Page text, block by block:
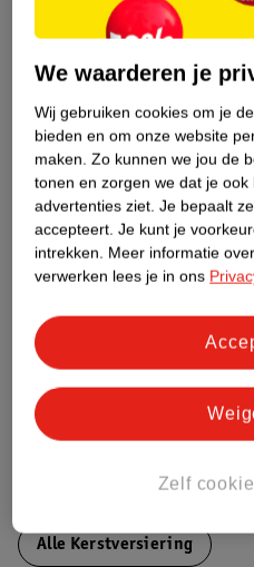
Over dit product
Productinformatie
Etiketinformatie
Nature Impact Score
Dit
Impact
Meer
Bestel &
Alle Kerstversiering
We waarderen je
Wij gebruiken cookies om je
bieden en om onze website
maken. Zo kunnen we jou de
tonen en zorgen we dat je
advertenties ziet. Je bepaalt
accepteert. Je kunt je
intrekken. Meer informatie
verwerken lees je in ons
Zelf